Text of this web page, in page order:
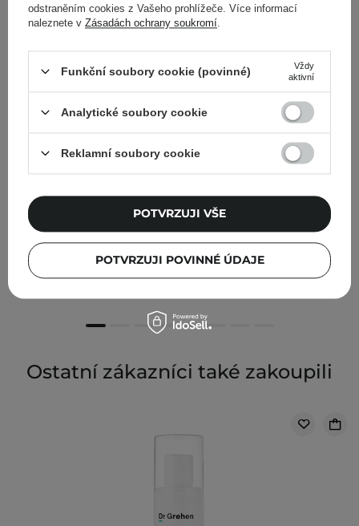
APLB - Retinol Vitamin C Vitamin E Mist Essence -
Esence ve spreji s retinolem a vitaminy C a E - 105 ml
325,00 Kč
Ostatní zákazníci také zakoupili
odstraněním cookies z Vašeho prohlížeče. Více informací
naleznete v Zásadách ochrany soukromí
Funkční soubory cookie (povinné)
Vždy
aktivní
Analytické soubory cookie
Reklamní soubory cookie
POTVRZUJI POVINNÉ ÚDAJE
POTVRZUJI VŠE